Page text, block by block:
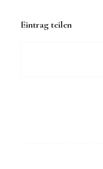
Eintrag teilen